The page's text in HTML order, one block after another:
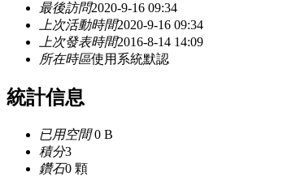
最後訪問2020-9-16 09:34
上次活動時間2020-9-16 09:34
上次發表時間2016-8-14 14:09
所在時區使用系統默認
統計信息
已用空間0 B
積分3
鑽石0 顆